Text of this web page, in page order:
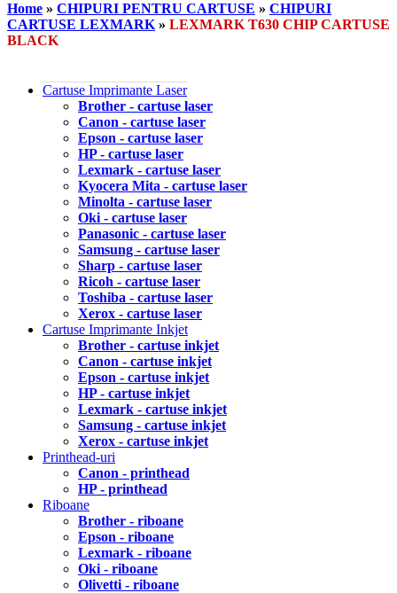
Home » CHIPURI PENTRU CARTUSE » CHIPURI
CARTUSE LEXMARK » LEXMARK T630 CHIP CARTUSE
BLACK
Cartuse Imprimante Laser
Brother - cartuse laser
Canon - cartuse laser
Epson - cartuse laser
HP - cartuse laser
Lexmark - cartuse laser
Kyocera Mita - cartuse laser
Minolta - cartuse laser
Oki - cartuse laser
Panasonic - cartuse laser
Samsung - cartuse laser
Sharp - cartuse laser
Ricoh - cartuse laser
Toshiba - cartuse laser
Xerox - cartuse laser
Cartuse Imprimante Inkjet
Brother - cartuse inkjet
Canon - cartuse inkjet
Epson - cartuse inkjet
HP - cartuse inkjet
Lexmark - cartuse inkjet
Samsung - cartuse inkjet
Xerox - cartuse inkjet
Printhead-uri
Canon - printhead
HP - printhead
Riboane
Brother - riboane
Epson - riboane
Lexmark - riboane
Oki - riboane
Olivetti - riboane